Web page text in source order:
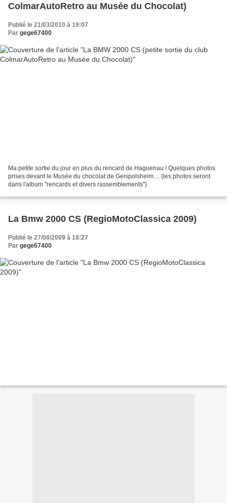
ColmarAutoRetro au Musée du Chocolat)
Publié le 21/03/2010 à 19:07
Par gege67400
Ma petite sortie du jour en plus du rencard de Haguenau ! Quelques photos
prises devant le Musée du chocolat de Geispolsheim ... (les photos seront
dans l'album "rencards et divers rassemblements")
La Bmw 2000 CS (RegioMotoClassica 2009)
Publié le 27/08/2009 à 18:27
Par gege67400